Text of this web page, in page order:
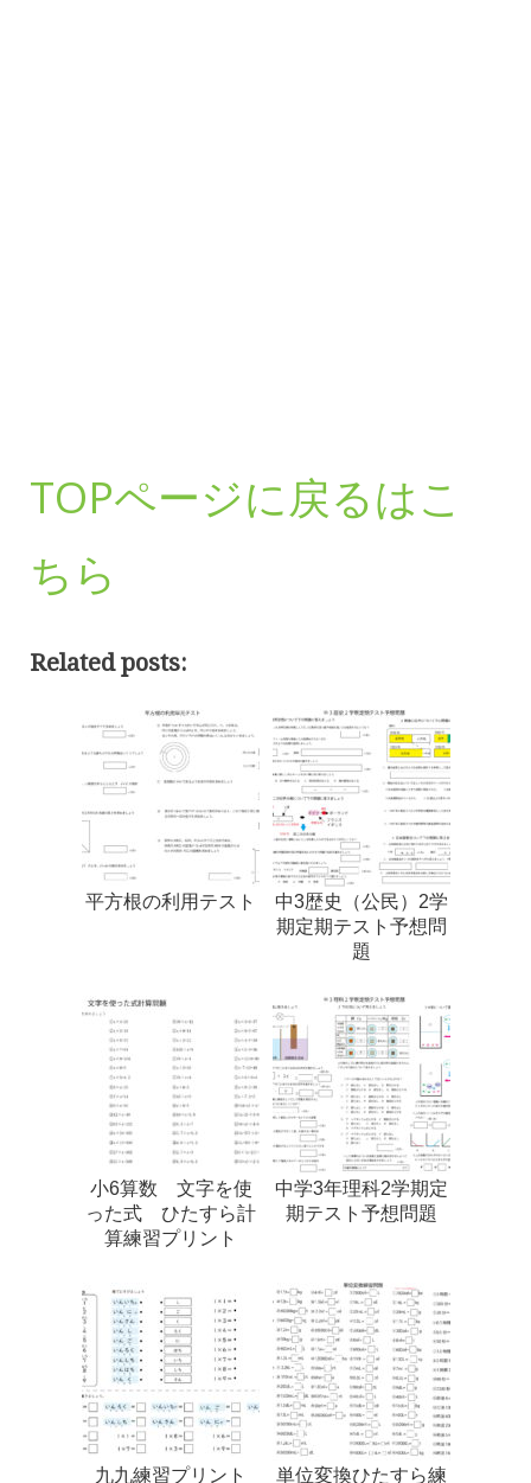
TOPページに戻るはこ
ちら
Related posts:
平方根の利用テスト
中3歴史（公民）2学
期定期テスト予想問
題
小6算数 文字を使
った式 ひたすら計
算練習プリント
中学3年理科2学期定
期テスト予想問題
九九練習プリント 単位変換ひたすら練